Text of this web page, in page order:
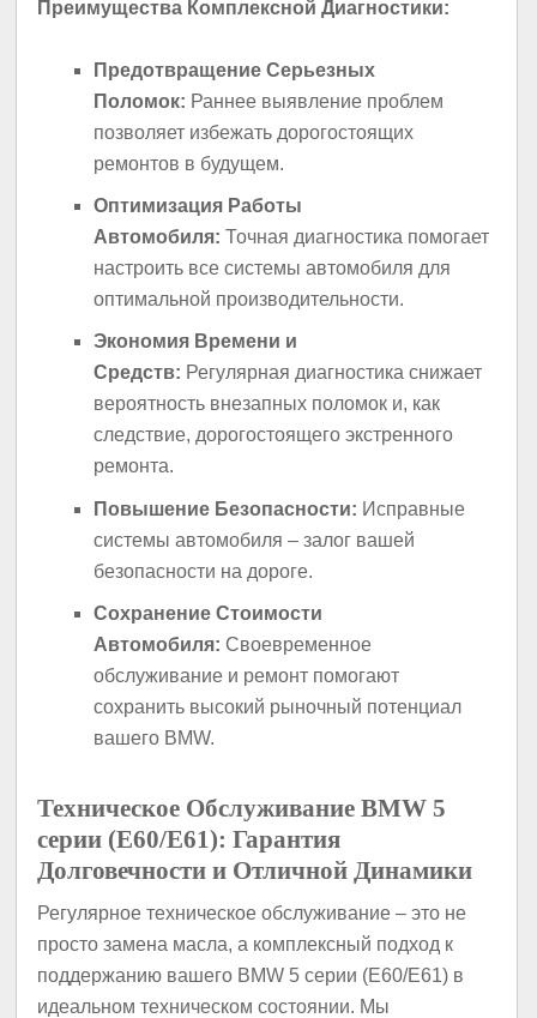
Преимущества Комплексной Диагностики:
Предотвращение Серьезных
Поломок: Раннее выявление проблем
позволяет избежать дорогостоящих
ремонтов в будущем.
Оптимизация Работы
Автомобиля: Точная диагностика помогает
настроить все системы автомобиля для
оптимальной производительности.
Экономия Времени и
Средств: Регулярная диагностика снижает
вероятность внезапных поломок и, как
следствие, дорогостоящего экстренного
ремонта.
Повышение Безопасности: Исправные
системы автомобиля – залог вашей
безопасности на дороге.
Сохранение Стоимости
Автомобиля: Своевременное
обслуживание и ремонт помогают
сохранить высокий рыночный потенциал
вашего BMW.
Техническое Обслуживание BMW 5
серии (E60/E61): Гарантия
Долговечности и Отличной Динамики
Регулярное техническое обслуживание – это не
просто замена масла, а комплексный подход к
поддержанию вашего BMW 5 серии (E60/E61) в
идеальном техническом состоянии. Мы